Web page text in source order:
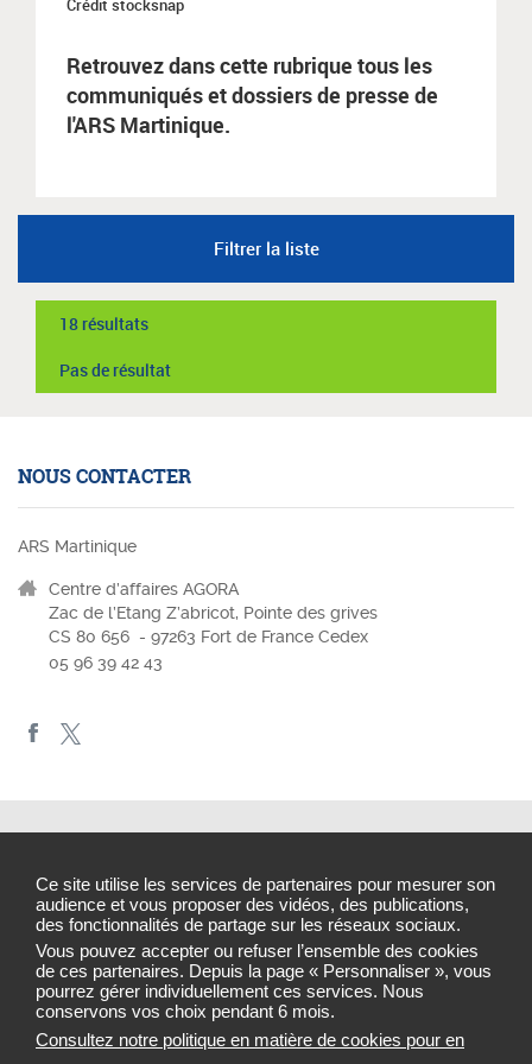
Ce site utilise les services de partenaires pour mesurer son
audience et vous proposer des vidéos, des publications,
des fonctionnalités de partage sur les réseaux sociaux.
Vous pouvez accepter ou refuser l’ensemble des cookies
de ces partenaires. Depuis la page « Personnaliser », vous
pourrez gérer individuellement ces services. Nous
conservons vos choix pendant 6 mois.
Consultez notre politique en matière de cookies pour en
Crédit stocksnap
Retrouvez dans cette rubrique tous les
communiqués et dossiers de presse de
l'ARS Martinique.
Filtrer la liste
18 résultats
Pas de résultat
NOUS CONTACTER
ARS Martinique
Centre d’affaires AGORA
Zac de l’Etang Z’abricot, Pointe des grives
CS 80 656 - 97263 Fort de France Cedex
05 96 39 42 43
Plan du site
Gestion des cookies